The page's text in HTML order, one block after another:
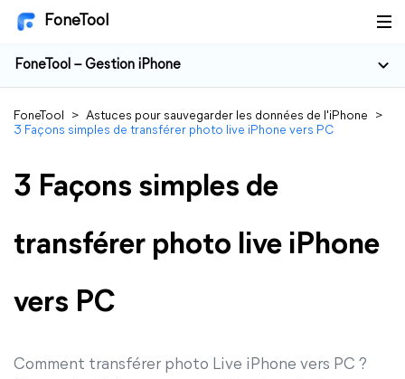
FoneTool
FoneTool – Gestion iPhone
FoneTool > Astuces pour sauvegarder les données de l'iPhone
>
3 Façons simples de transférer photo live iPhone vers PC
3 Façons simples de
transférer photo live iPhone
vers PC
Comment transférer photo Live iPhone vers PC ?